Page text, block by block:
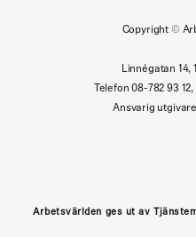
Copyright ©
Linnégatan 14,
Telefon 08-782 93
Ansvarig
Arbetsvärlden ges ut av